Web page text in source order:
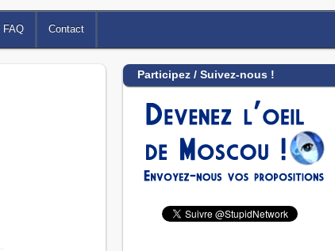
FAQ Contact
Participez / Suivez-nous !